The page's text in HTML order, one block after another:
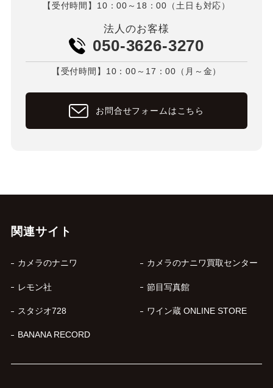
【受付時間】10：00～18：00（土日も対応）
法人のお客様
050-3626-3270
【受付時間】10：00～17：00（月～金）
お問合せフォームはこちら
関連サイト
カメラのナニワ カメラのナニワ買取センター
レモン社 節目写真館
スタジオ728 ワイン蔵 ONLINE STORE
BANANA RECORD